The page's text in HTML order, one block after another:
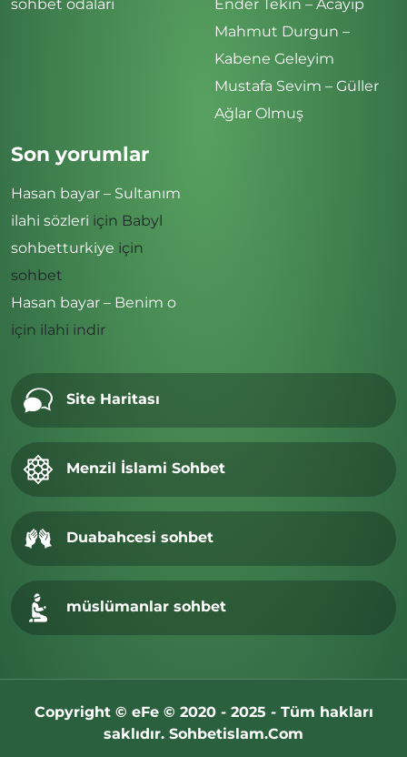
sohbet odaları
Ender Tekin – Acayip
Mahmut Durgun –
Kabene Geleyim
Mustafa Sevim – Güller
Ağlar Olmuş
Son yorumlar
Hasan bayar – Sultanım
ilahi sözleri için Babyl
sohbetturkiye için
sohbet
Hasan bayar – Benim o
için ilahi indir
Site Haritası
Menzil İslami Sohbet
Duabahcesi sohbet
müslümanlar sohbet
Copyright © eFe © 2020 - 2025 - Tüm hakları
saklıdır. Sohbetislam.Com